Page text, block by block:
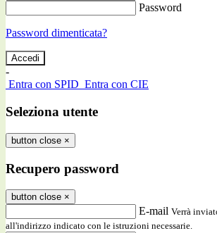
Password
Password dimenticata?
-
Entra con SPID Entra con CIE
Seleziona utente
button close ×
Recupero password
button close ×
E-mail Verrà
all'indirizzo indicato con le istruzioni necessarie.